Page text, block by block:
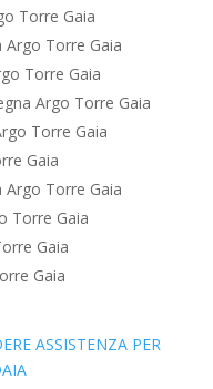
Torre Gaia
Argo Torre Gaia
Torre Gaia
Argo Torre Gaia
Torre Gaia
Gaia
Argo Torre Gaia
Torre Gaia
Gaia
Gaia
ASSISTENZA PER